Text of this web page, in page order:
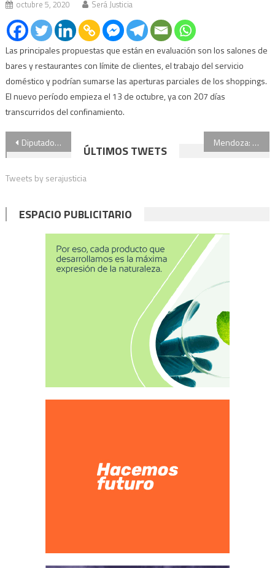
octubre 5, 2020 Será Justicia
Las principales propuestas que están en evaluación son los salones de
bares y restaurantes con límite de clientes, el trabajo del servicio
doméstico y podrían sumarse las aperturas parciales de los shoppings.
El nuevo período empieza el 13 de octubre, ya con 207 días
transcurridos del confinamiento.
Navegación
de
entradas
Diputados empieza a debatir proyectos para regular el teletrabajo Mendoza: se reanuda el segundo juicio por los abusos en el Instituto Próvolo
ÚLTIMOS TWETS
Tweets by serajusticia
ESPACIO PUBLICITARIO